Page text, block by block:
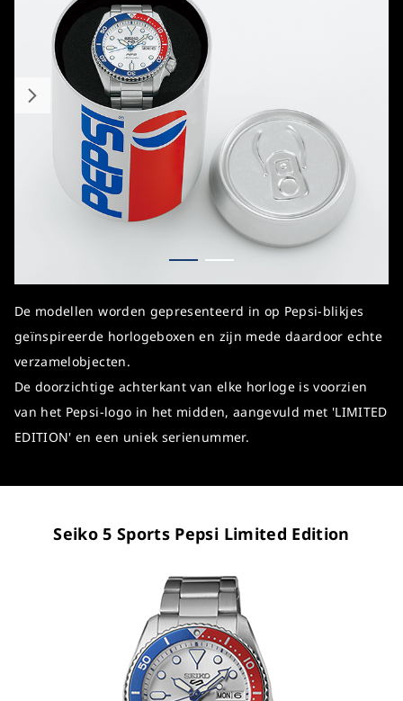
De modellen worden gepresenteerd in op Pepsi-blikjes
geïnspireerde horlogeboxen en zijn mede daardoor echte
verzamelobjecten.
De doorzichtige achterkant van elke horloge is voorzien
van het Pepsi-logo in het midden, aangevuld met 'LIMITED
EDITION' en een uniek serienummer.
Seiko 5 Sports Pepsi Limited Edition